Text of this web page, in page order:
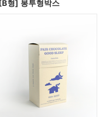
[B형] 봉투형박스